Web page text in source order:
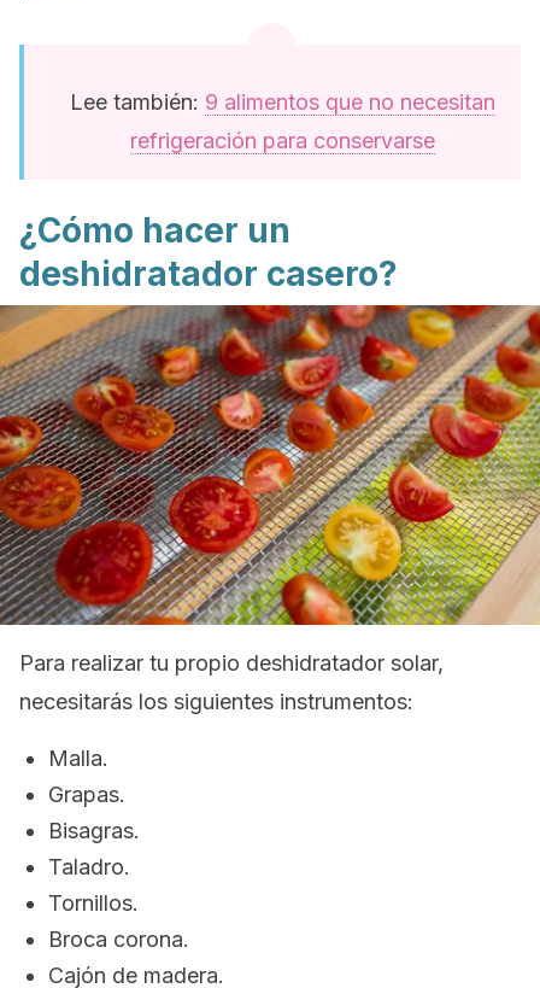
Lee también: 9 alimentos que no necesitan
refrigeración para conservarse
¿Cómo hacer un
deshidratador casero?
Para realizar tu propio deshidratador solar,
necesitarás los siguientes instrumentos:
Malla.
Grapas.
Bisagras.
Taladro.
Tornillos.
Broca corona.
Cajón de madera.